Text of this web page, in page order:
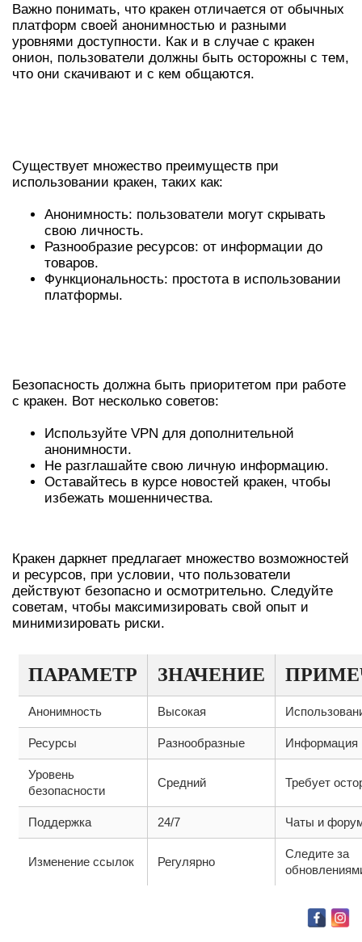
Важно понимать, что кракен отличается от обычных
платформ своей анонимностью и разными
уровнями доступности. Как и в случае с кракен
онион, пользователи должны быть осторожны с тем,
что они скачивают и с кем общаются.
Существует множество преимуществ при
использовании кракен, таких как:
Анонимность: пользователи могут скрывать
свою личность.
Разнообразие ресурсов: от информации до
товаров.
Функциональность: простота в использовании
платформы.
Безопасность должна быть приоритетом при работе
с кракен. Вот несколько советов:
Используйте VPN для дополнительной
анонимности.
Не разглашайте свою личную информацию.
Оставайтесь в курсе новостей кракен, чтобы
избежать мошенничества.
Кракен даркнет предлагает множество возможностей
и ресурсов, при условии, что пользователи
действуют безопасно и осмотрительно. Следуйте
советам, чтобы максимизировать свой опыт и
минимизировать риски.
ПАРАМЕТР ЗНАЧЕНИЕ
Анонимность Высокая
Ресурсы Разнообразные Информация
Уровень
безопасности
Средний Требует
Поддержка 24/7 Чаты и
Изменение ссылок Регулярно
Следите за